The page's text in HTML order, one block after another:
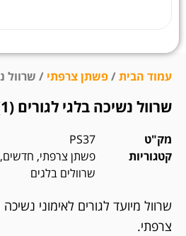
עמוד הבית/פשתן צרפתי / שרוול
שרוול נשיכה בלגי לגורים (1)
מק"ט
PS37
קטגוריות
פשתן צרפתי, חדשים,
שרוולים בלגים
שרוול מיועד לגורים לאימוני
צרפתי.